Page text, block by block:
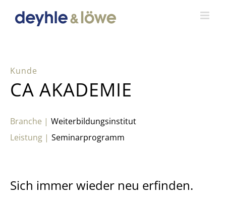
Inhalt
springen
CA AKADEMIE
Weiterbildungsinstitut
Seminarprogramm
Sich immer wieder neu erfinden.